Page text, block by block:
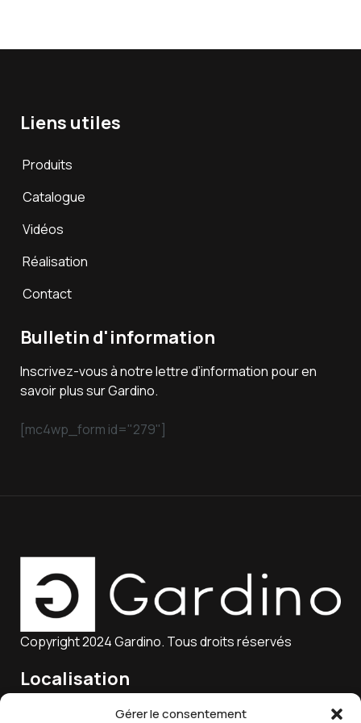
Gérer le consentement
Liens utiles
Produits
Catalogue
Vidéos
Réalisation
Contact
Bulletin d'information
Inscrivez-vous à notre lettre d’information pour en
savoir plus sur Gardino.
[mc4wp_form id="279"]
Copyright 2024 Gardino. Tous droits réservés
Localisation
15 Rue Charles Marie Lagier, 25300 Pontarlier, France